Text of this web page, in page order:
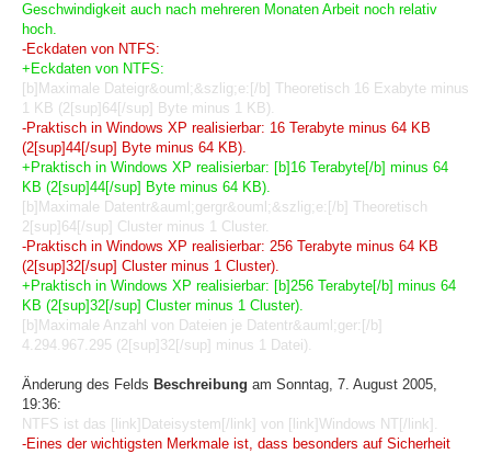
Geschwindigkeit auch nach mehreren Monaten Arbeit noch relativ
hoch.
-Eckdaten von NTFS:
+Eckdaten von NTFS:
[b]Maximale Dateigr&ouml;&szlig;e:[/b] Theoretisch 16 Exabyte minus
1 KB (2[sup]64[/sup] Byte minus 1 KB).
-Praktisch in Windows XP realisierbar: 16 Terabyte minus 64 KB
(2[sup]44[/sup] Byte minus 64 KB).
+Praktisch in Windows XP realisierbar: [b]16 Terabyte[/b] minus 64
KB (2[sup]44[/sup] Byte minus 64 KB).
[b]Maximale Datentr&auml;gergr&ouml;&szlig;e:[/b] Theoretisch
2[sup]64[/sup] Cluster minus 1 Cluster.
-Praktisch in Windows XP realisierbar: 256 Terabyte minus 64 KB
(2[sup]32[/sup] Cluster minus 1 Cluster).
+Praktisch in Windows XP realisierbar: [b]256 Terabyte[/b] minus 64
KB (2[sup]32[/sup] Cluster minus 1 Cluster).
[b]Maximale Anzahl von Dateien je Datentr&auml;ger:[/b]
4.294.967.295 (2[sup]32[/sup] minus 1 Datei).
Änderung des Felds Beschreibung am Sonntag, 7. August 2005,
19:36:
NTFS ist das [link]Dateisystem[/link] von [link]Windows NT[/link].
-Eines der wichtigsten Merkmale ist, dass besonders auf Sicherheit